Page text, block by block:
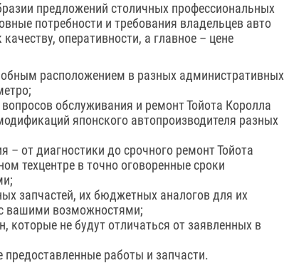
предложений столичных профессиональных
потребности и требования владельцев авто
оперативности, а главное – цене
расположением в разных административных
обслуживания и ремонт Тойота Королла
японского автопроизводителя разных
– от диагностики до срочного ремонт Тойота
техцентре в точно оговоренные сроки
запчастей, их бюджетных аналогов для их
вашими возможностями;
которые не будут отличаться от заявленных в
работы и запчасти.